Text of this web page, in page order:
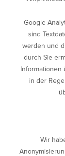
Google
sind
werden und
durch Sie
Informationen
in der
Wir